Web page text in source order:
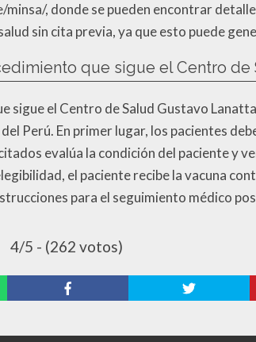
, donde se pueden encontrar
sin cita previa, ya que esto puede
que sigue el Centro de
sigue el Centro de Salud Gustavo
Perú. En primer lugar, los pacientes
evalúa la condición del paciente y
el paciente recibe la vacuna
para el seguimiento médico
4/5 - (262 votos)